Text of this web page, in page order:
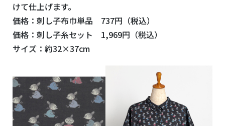
けて仕上げます。
価格：刺し子布巾単品 737円（税込）
価格：刺し子糸セット 1,969円（税込）
サイズ：約32×37cm